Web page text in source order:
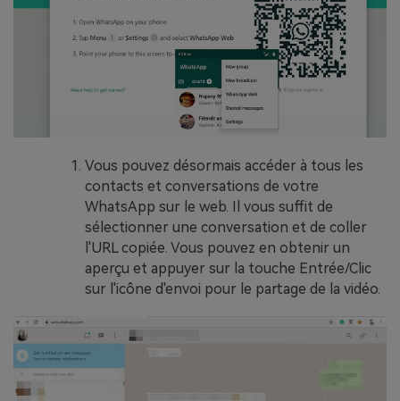
Vous pouvez désormais accéder à tous les
contacts et conversations de votre
WhatsApp sur le web. Il vous suffit de
sélectionner une conversation et de coller
l'URL copiée. Vous pouvez en obtenir un
aperçu et appuyer sur la touche Entrée/Clic
sur l'icône d'envoi pour le partage de la vidéo.